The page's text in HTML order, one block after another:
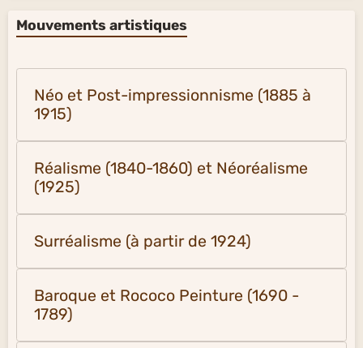
Mouvements artistiques
Néo et Post-impressionnisme (1885 à
1915)
Réalisme (1840-1860) et Néoréalisme
(1925)
Surréalisme (à partir de 1924)
Baroque et Rococo Peinture (1690 -
1789)